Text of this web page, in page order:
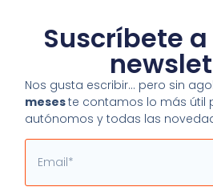
Suscríbete
Nos gusta escribir… pero sin
meseste contamos lo más útil
autónomos y todas las
Email